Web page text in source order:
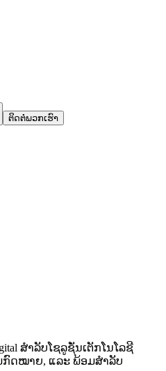
ຕິດຕໍ່ພວກເຮົາ
ສຳລັບໂຊລູຊັ່ນເຕັກໂນໂລຊີ
ດໝາຍ, ແລະ ພ້ອມສຳລັບ